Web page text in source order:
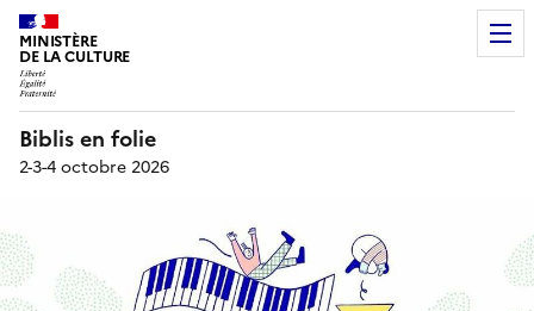
MINISTÈRE
DE LA CULTURE
Biblis en folie
2-3-4 octobre 2026